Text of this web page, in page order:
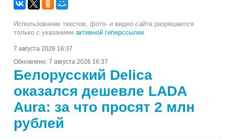
Использование текстов, фото- и видео сайта разрешается
только с указанием активной гиперссылки.
7 августа 2026 16:37
Обновлено: 7 августа 2026 16:37
Белорусский Delica
оказался дешевле LADA
Aura: за что просят 2 млн
рублей